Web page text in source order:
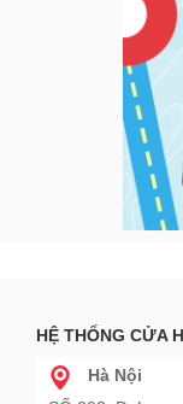
HỆ THỐNG CỬA
Hà Nội